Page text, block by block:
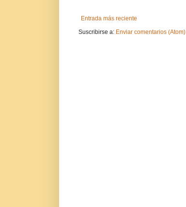
Entrada más reciente
Suscribirse a: Enviar comentarios (Atom)